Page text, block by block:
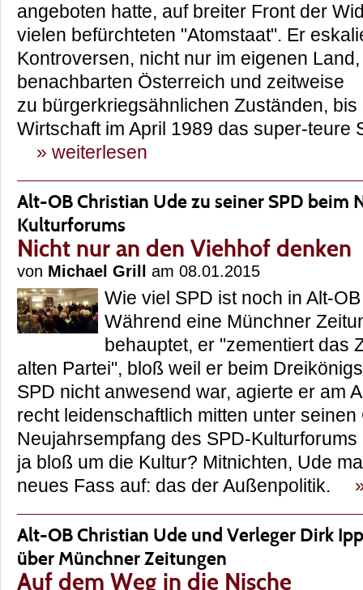
angeboten hatte, auf breiter Front der
vielen befürchteten "Atomstaat". Er
Kontroversen, nicht nur im eigenen
benachbarten Österreich und zeitweise
zu bürgerkriegsähnlichen Zuständen, bis
Wirtschaft im April 1989 das super-teure
» weiterlesen
Alt-OB Christian Ude zu seiner SPD beim
Kulturforums
Nicht nur an den Viehhof denken
von Michael Grill am 08.01.2015
Wie viel SPD ist noch in Alt-
Während eine Münchner
behauptet, er "zementiert das
alten Partei", bloß weil er beim
SPD nicht anwesend war, agierte er am
recht leidenschaftlich mitten unter
Neujahrsempfang des SPD-
ja bloß um die Kultur? Mitnichten, Ude
neues Fass auf: das der Außenpolitik.
Alt-OB Christian Ude und Verleger Dirk
über Münchner Zeitungen
Auf dem Weg in die Nische